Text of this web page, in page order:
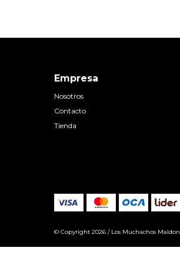
Empresa
Nosotros
Contacto
Tienda
© Copyright 2026 / Los Muchachos